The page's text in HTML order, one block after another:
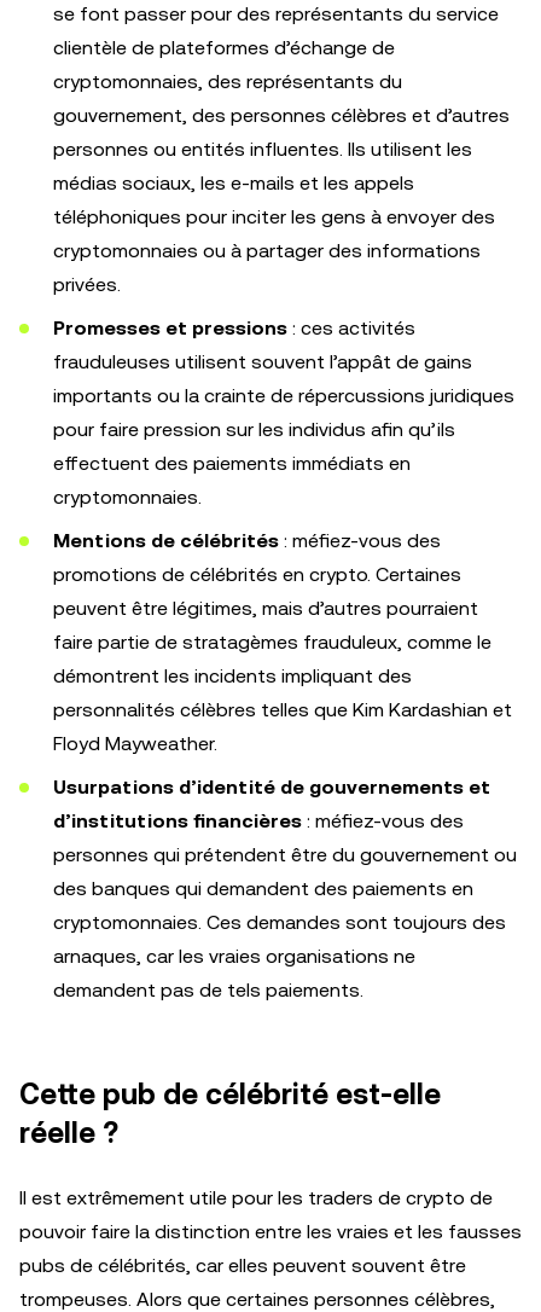
se font passer pour des représentants du service
clientèle de plateformes d’échange de
cryptomonnaies, des représentants du
gouvernement, des personnes célèbres et d’autres
personnes ou entités influentes. Ils utilisent les
médias sociaux, les e-mails et les appels
téléphoniques pour inciter les gens à envoyer des
cryptomonnaies ou à partager des informations
privées.
Promesses et pressions : ces activités
frauduleuses utilisent souvent l’appât de gains
importants ou la crainte de répercussions juridiques
pour faire pression sur les individus afin qu’ils
effectuent des paiements immédiats en
cryptomonnaies.
Mentions de célébrités : méfiez-vous des
promotions de célébrités en crypto. Certaines
peuvent être légitimes, mais d’autres pourraient
faire partie de stratagèmes frauduleux, comme le
démontrent les incidents impliquant des
personnalités célèbres telles que Kim Kardashian et
Floyd Mayweather.
Usurpations d’identité de gouvernements et
d’institutions financières : méfiez-vous des
personnes qui prétendent être du gouvernement ou
des banques qui demandent des paiements en
cryptomonnaies. Ces demandes sont toujours des
arnaques, car les vraies organisations ne
demandent pas de tels paiements.
Cette pub de célébrité est-elle
réelle ?
Il est extrêmement utile pour les traders de crypto de
pouvoir faire la distinction entre les vraies et les fausses
pubs de célébrités, car elles peuvent souvent être
trompeuses. Alors que certaines personnes célèbres,